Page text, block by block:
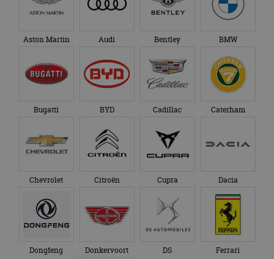
Aston Martin Audi Bentley BMW
Bugatti BYD Cadillac Caterham
Chevrolet Citroën Cupra Dacia
Dongfeng Donkervoort DS Ferrari